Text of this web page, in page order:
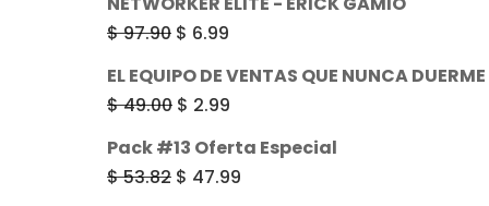
$ 49.00.$ 2.99.
original
era:
$ 49.00.$ 2.99.
$97.90 El
original
era:
$ 97.90.
$ 6.99
$ 6.99.
EL EQUIPO DE VENTAS QUE NUNCA DUERME
$49.00 El
precio
original
era:
$ 2.99
actual
Pack #13 Oferta Especial
$53.82 El
$ 47.99